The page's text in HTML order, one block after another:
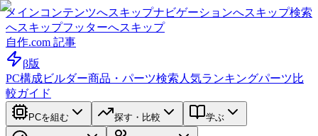
メインコンテンツへスキップナビゲーションへスキップ検索
へスキップフッターへスキップ
自作.com 記事
β版
PC構成ビルダー商品・パーツ検索 人気ランキングパーツ比
較ガイド
PCを組む 探す・比較 学ぶ